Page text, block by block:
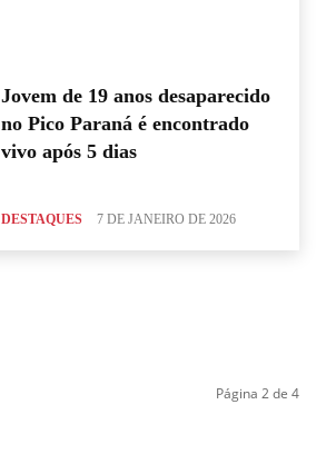
Jovem de 19 anos desaparecido
no Pico Paraná é encontrado
vivo após 5 dias
DESTAQUES 7 DE JANEIRO DE 2026
Página 2 de 4